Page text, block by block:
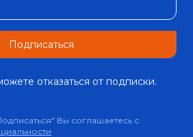
Подписаться
отказаться от подписки.
Вы соглашаетесь с